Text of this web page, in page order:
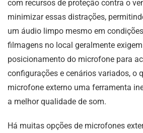
com recursos de proteção contra o
minimizar essas distrações,
um áudio limpo mesmo em
filmagens no local geralmente
posicionamento do microfone para
configurações e cenários variados, o
microfone externo uma ferramenta
a melhor qualidade de som.
Há muitas opções de microfones